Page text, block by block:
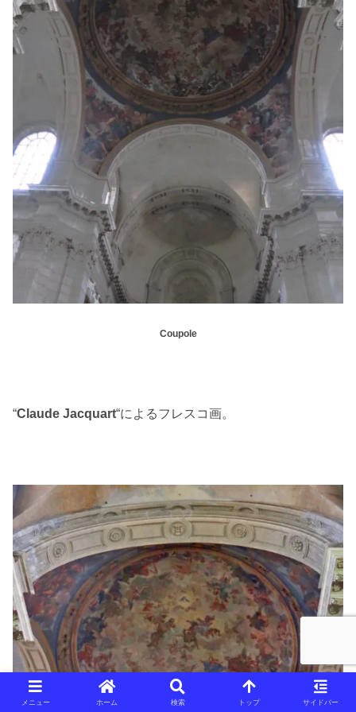
Coupole
“Claude Jacquart“によるフレスコ画。
メニュー ホーム 検索 トップ サイドバー